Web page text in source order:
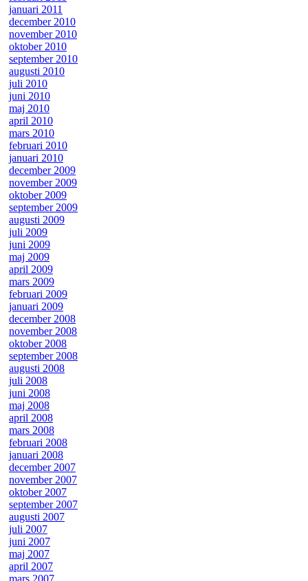
januari 2011
december 2010
november 2010
oktober 2010
september 2010
augusti 2010
juli 2010
juni 2010
maj 2010
april 2010
mars 2010
februari 2010
januari 2010
december 2009
november 2009
oktober 2009
september 2009
augusti 2009
juli 2009
juni 2009
maj 2009
april 2009
mars 2009
februari 2009
januari 2009
december 2008
november 2008
oktober 2008
september 2008
augusti 2008
juli 2008
juni 2008
maj 2008
april 2008
mars 2008
februari 2008
januari 2008
december 2007
november 2007
oktober 2007
september 2007
augusti 2007
juli 2007
juni 2007
maj 2007
april 2007
mars 2007